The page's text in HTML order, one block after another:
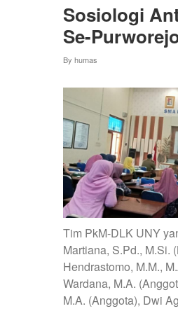
Sosiologi
Se-
By humas
Tim PkM-DLK UNY
Martiana, S.Pd., M.Si.
Hendrastomo, M.M.,
Wardana, M.A.
M.A. (Anggota), Dwi